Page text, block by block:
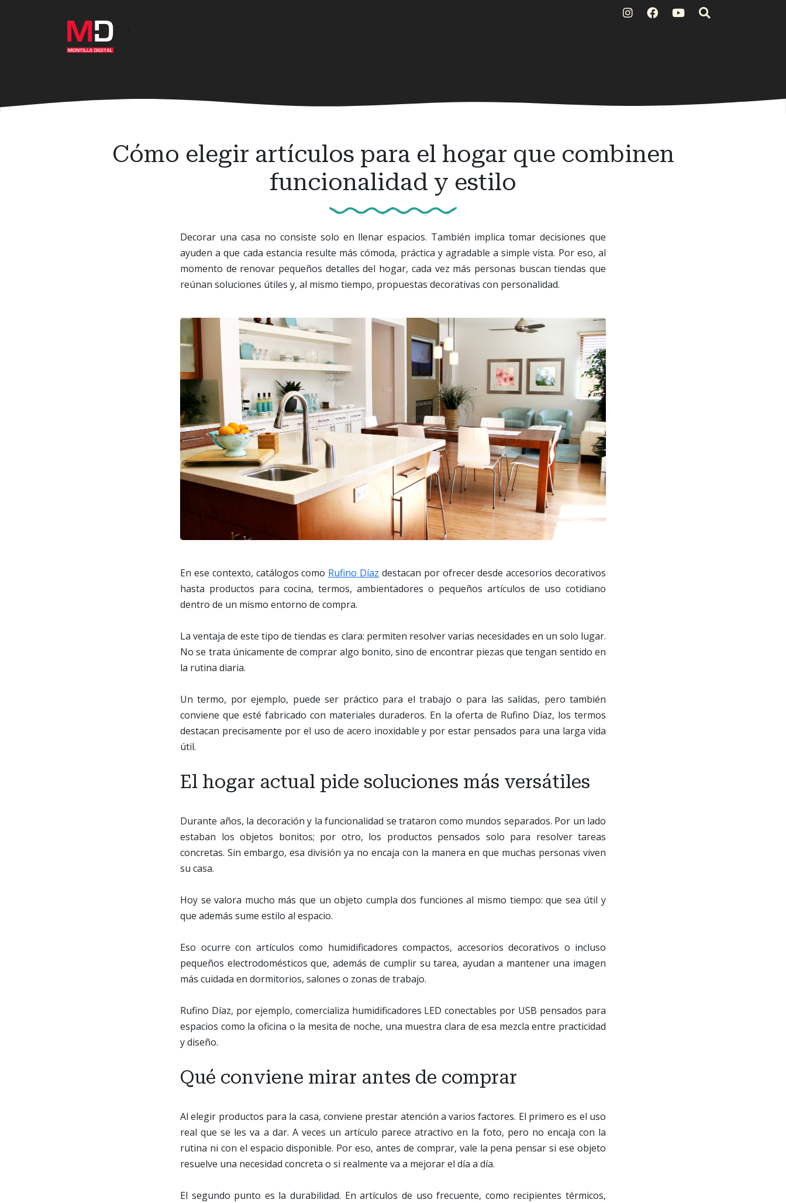
Cómo elegir artículos para el hogar que combinen
funcionalidad y estilo
Decorar una casa no consiste solo en llenar espacios. También implica tomar decisiones que
ayuden a que cada estancia resulte más cómoda, práctica y agradable a simple vista. Por eso, al
momento de renovar pequeños detalles del hogar, cada vez más personas buscan tiendas que
reúnan soluciones útiles y, al mismo tiempo, propuestas decorativas con personalidad.
En ese contexto, catálogos como Rufino Díaz destacan por ofrecer desde accesorios decorativos
hasta productos para cocina, termos, ambientadores o pequeños artículos de uso cotidiano
dentro de un mismo entorno de compra.
La ventaja de este tipo de tiendas es clara: permiten resolver varias necesidades en un solo lugar.
No se trata únicamente de comprar algo bonito, sino de encontrar piezas que tengan sentido en
la rutina diaria.
Un termo, por ejemplo, puede ser práctico para el trabajo o para las salidas, pero también
conviene que esté fabricado con materiales duraderos. En la oferta de Rufino Díaz, los termos
destacan precisamente por el uso de acero inoxidable y por estar pensados para una larga vida
útil.
El hogar actual pide soluciones más versátiles
Durante años, la decoración y la funcionalidad se trataron como mundos separados. Por un lado
estaban los objetos bonitos; por otro, los productos pensados solo para resolver tareas
concretas. Sin embargo, esa división ya no encaja con la manera en que muchas personas viven
su casa.
Hoy se valora mucho más que un objeto cumpla dos funciones al mismo tiempo: que sea útil y
que además sume estilo al espacio.
Eso ocurre con artículos como humidificadores compactos, accesorios decorativos o incluso
pequeños electrodomésticos que, además de cumplir su tarea, ayudan a mantener una imagen
más cuidada en dormitorios, salones o zonas de trabajo.
Rufino Díaz, por ejemplo, comercializa humidificadores LED conectables por USB pensados para
espacios como la oficina o la mesita de noche, una muestra clara de esa mezcla entre practicidad
y diseño.
Qué conviene mirar antes de comprar
Al elegir productos para la casa, conviene prestar atención a varios factores. El primero es el uso
real que se les va a dar. A veces un artículo parece atractivo en la foto, pero no encaja con la
rutina ni con el espacio disponible. Por eso, antes de comprar, vale la pena pensar si ese objeto
resuelve una necesidad concreta o si realmente va a mejorar el día a día.
El segundo punto es la durabilidad. En artículos de uso frecuente, como recipientes térmicos,